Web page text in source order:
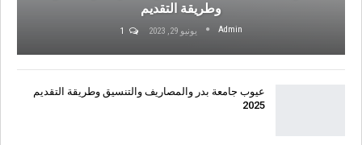
وطريقة التقديم
Admin يونيو 29, 2023
عيوب جامعة بدر والمصاريف والتنسيق وطريقة التقديم
2025